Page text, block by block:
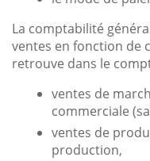
La comptabilité
ventes en fonction de
retrouve dans le
ventes de
commerciale
ventes de
production,